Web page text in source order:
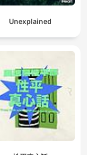
Unexplained